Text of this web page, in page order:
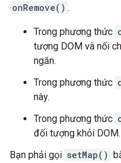
onRemove() .
Trong phương thức
tượng DOM và nối
ngăn.
Trong phương thức
này.
Trong phương thức
đối tượng khỏi DOM.
Bạn phải gọi setMap()